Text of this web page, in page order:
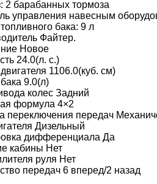
2 барабанных тормоза
управления навесным
бака: 9 л
Файтер.
Новое
24.0(л. с.)
1106.0(куб. см)
9.0(л)
колес Задний
формула 4×2
переключения передач
Дизельный
дифференциала Да
кабины Нет
руля Нет
передач 6 вперед/2 назад